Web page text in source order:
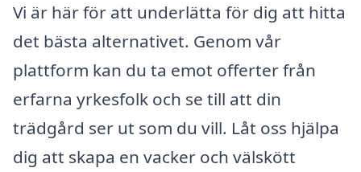
Vi är här för att underlätta för dig att hitta
det bästa alternativet. Genom vår
plattform kan du ta emot offerter från
erfarna yrkesfolk och se till att din
trädgård ser ut som du vill. Låt oss hjälpa
dig att skapa en vacker och välskött